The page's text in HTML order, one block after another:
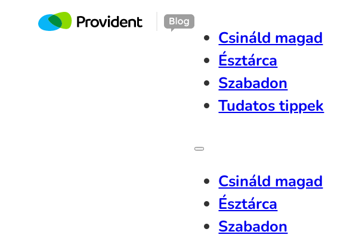
Csináld magad
Észtárca
Szabadon
Tudatos tippek
Csináld magad
Észtárca
Szabadon